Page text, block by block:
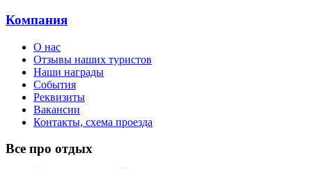
Компания
О нас
Отзывы наших туристов
Наши награды
События
Реквизиты
Вакансии
Контакты, схема проезда
Все про отдых